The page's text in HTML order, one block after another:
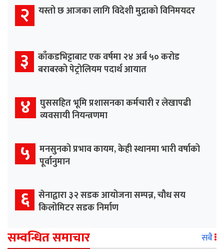
२ यस्तो छ आजका लागि विदेशी मुद्राको विनिमयदर
३ काँकडभिट्टाबाट एक वर्षमा २४ अर्ब ५० करोड
बराबरको पेट्रोलियम पदार्थ आयात
४ घुससहित भूमि प्रशासनका कर्मचारी र लेखापढी
व्यवसायी नियन्त्रणमा
५ मनसुनको प्रभाव कायम, केही स्थानमा भारी वर्षाको
पूर्वानुमान
६ सेनाद्वारा ३२ सडक आयोजना सम्पन्न, चौध सय
किलोमिटर सडक निर्माण
सम्वन्धित समाचार सबै